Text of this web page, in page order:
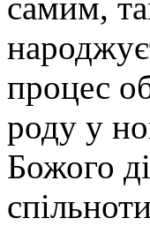
процес
роду у
Божого